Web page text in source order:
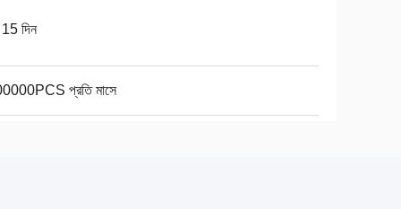
দিন
প্রতি মাসে